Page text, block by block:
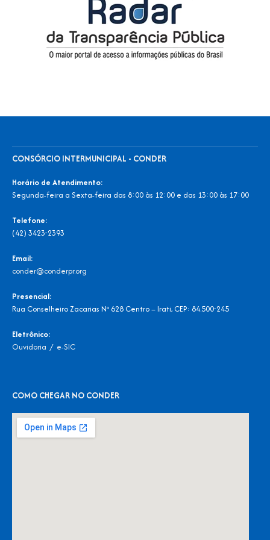
CONSÓRCIO INTERMUNICIPAL - CONDER
Horário de Atendimento:
Segunda-feira a Sexta-feira das 8:00 às 12:00 e das 13:00 às 17:00
Telefone:
(42) 3423-2393
Email:
conder@conderpr.org
Presencial:
Rua Conselheiro Zacarias Nº 628 Centro – Irati, CEP: 84.500-245
Eletrônico:
Ouvidoria / e-SIC
COMO CHEGAR NO CONDER